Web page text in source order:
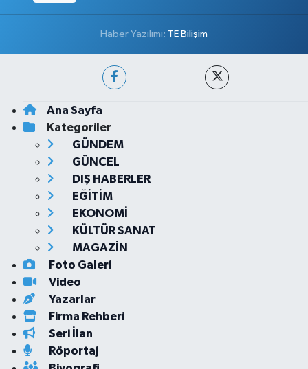
Haber Yazılımı: TE Bilişim
Ana Sayfa
Kategoriler
GÜNDEM
GÜNCEL
DIŞ HABERLER
EĞİTİM
EKONOMİ
KÜLTÜR SANAT
MAGAZİN
Foto Galeri
Video
Yazarlar
Firma Rehberi
Seri İlan
Röportaj